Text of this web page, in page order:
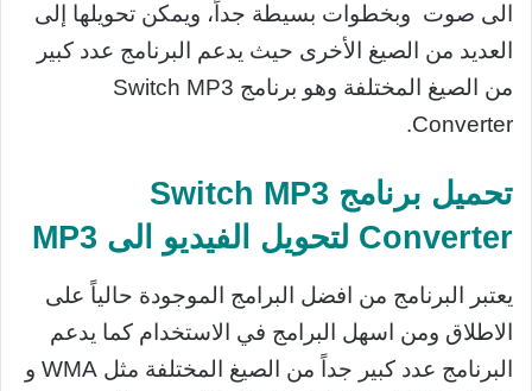
الى صوت وبخطوات بسيطة جداً، ويمكن تحويلها إلى
العديد من الصيغ الأخرى حيث يدعم البرنامج عدد كبير
من الصيغ المختلفة وهو برنامج Switch MP3
Converter.
تحميل برنامج Switch MP3
Converter لتحويل الفيديو الى MP3
يعتبر البرنامج من افضل البرامج الموجودة حالياً على
الاطلاق ومن اسهل البرامج في الاستخدام كما يدعم
البرنامج عدد كبير جداً من الصيغ المختلفة مثل WMA و